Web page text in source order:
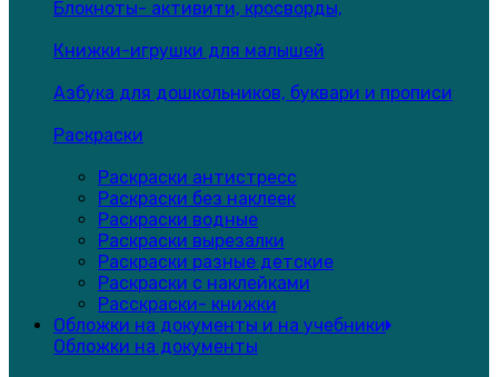
Блокноты- активити, кросворды,
Книжки-игрушки для малышей
Азбука для дошкольников, буквари и прописи
Раскраски
Раскраски антистресс
Раскраски без наклеек
Раскраски водные
Раскраски вырезалки
Раскраски разные детские
Раскраски с наклейками
Расскраски- книжки
Обложки на документы и на учебники
Обложки на документы